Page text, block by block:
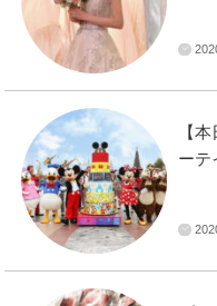
【
ーテ